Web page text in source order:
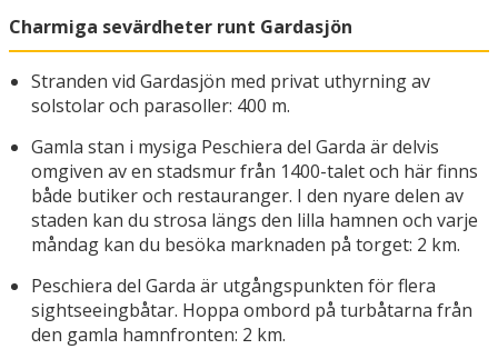
Charmiga sevärdheter runt Gardasjön
Stranden vid Gardasjön med privat uthyrning av
solstolar och parasoller: 400 m.
Gamla stan i mysiga Peschiera del Garda är delvis
omgiven av en stadsmur från 1400-talet och här finns
både butiker och restauranger. I den nyare delen av
staden kan du strosa längs den lilla hamnen och varje
måndag kan du besöka marknaden på torget: 2 km.
Peschiera del Garda är utgångspunkten för flera
sightseeingbåtar. Hoppa ombord på turbåtarna från
den gamla hamnfronten: 2 km.